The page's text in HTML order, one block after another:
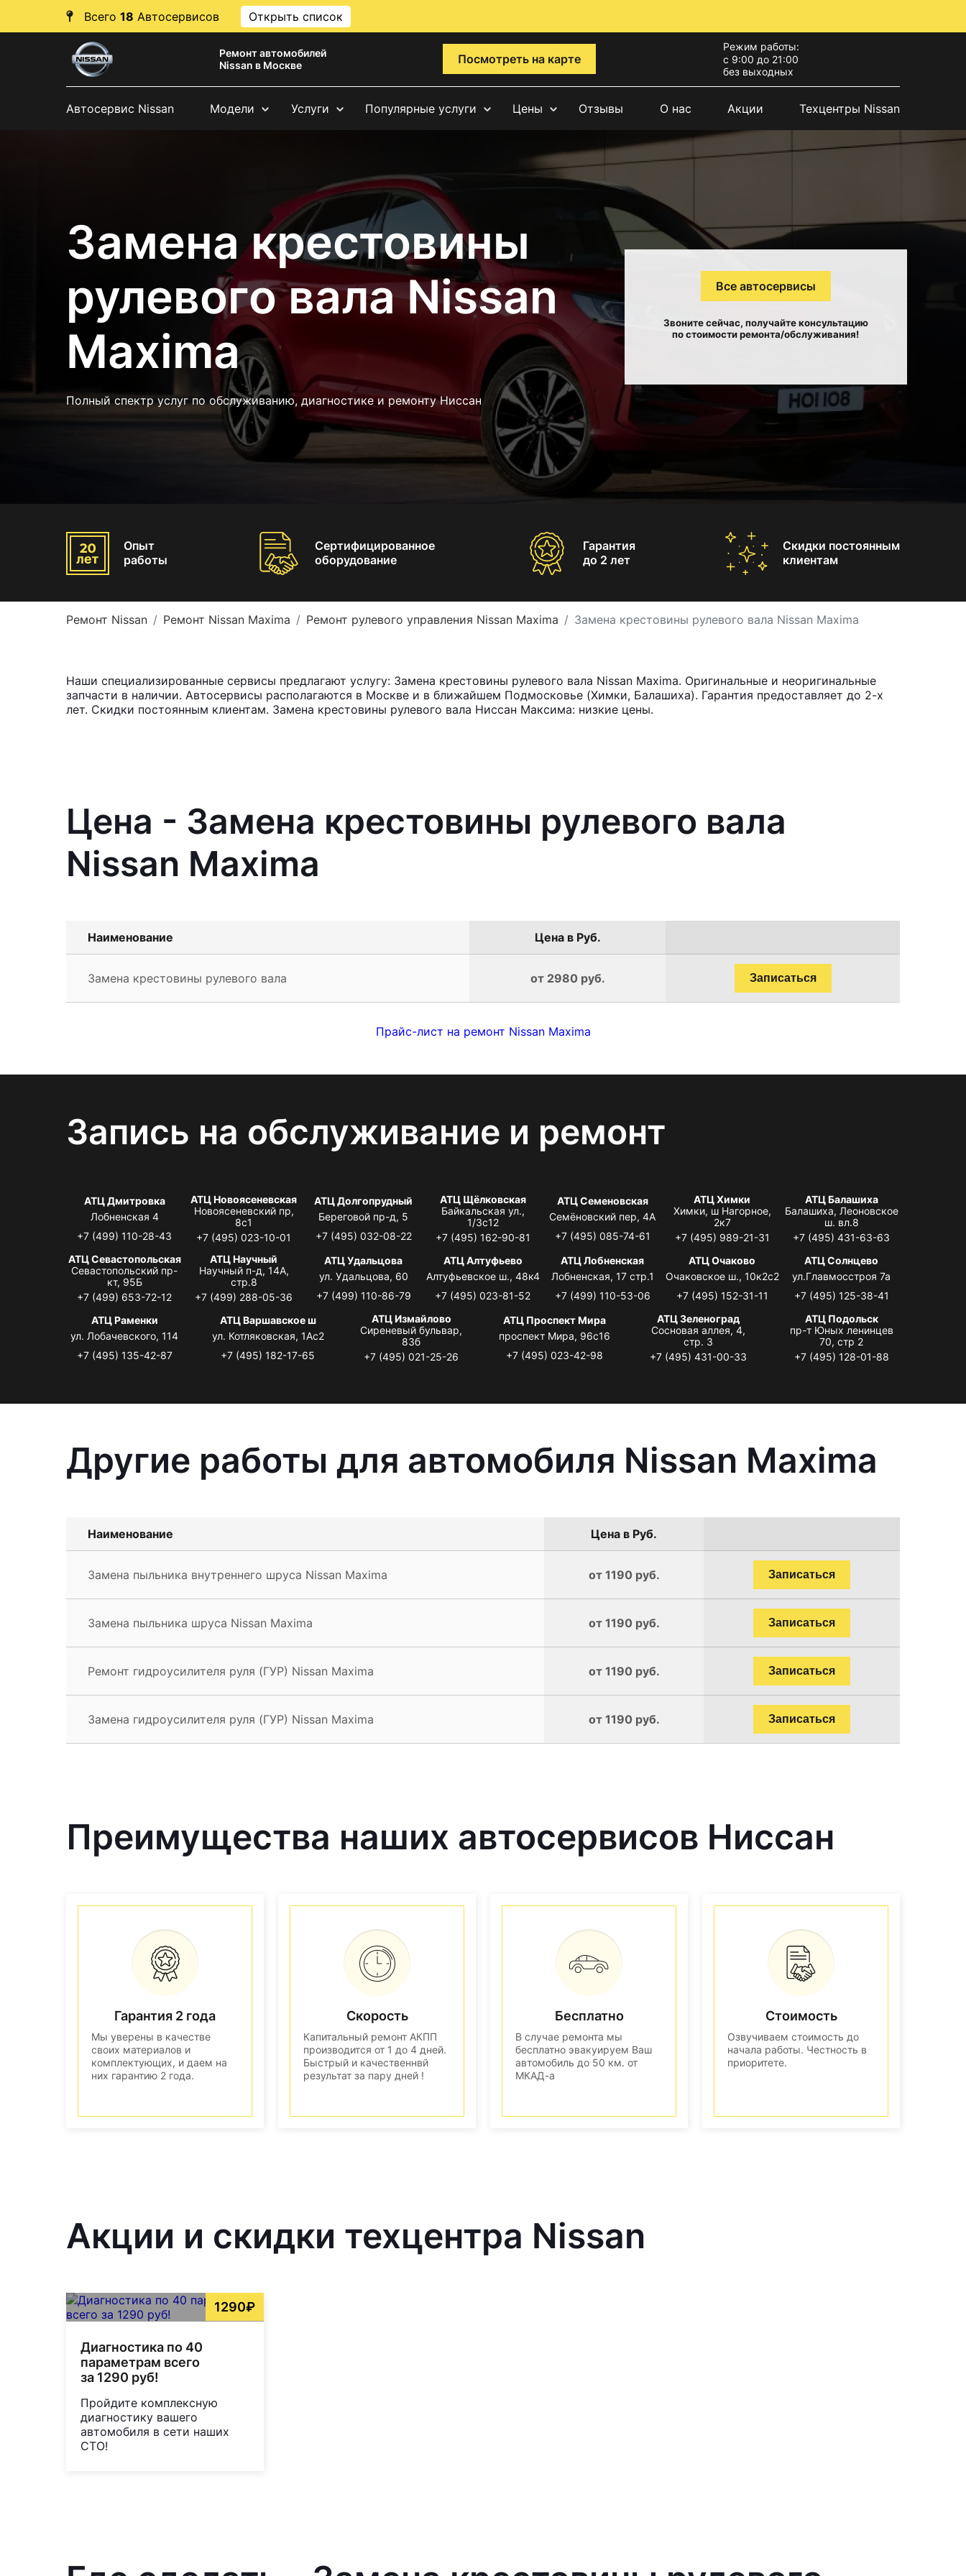
Всего 18 Автосервисов Открыть список
Ремонт автомобилей
Nissan в Москве
Посмотреть на карте
Режим работы:
с 9:00 до 21:00
без выходных
Автосервис Nissan Модели Услуги Популярные услуги Цены Отзывы О нас Акции Техцентры Nissan
Замена крестовины
рулевого вала Nissan
Maxima
Полный спектр услуг по обслуживанию, диагностике и ремонту Ниссан
Все автосервисы
Звоните сейчас, получайте консультацию
по стоимости ремонта/обслуживания!
Опыт
работы
Сертифицированное
оборудование
Гарантия
до 2 лет
Скидки постоянным
клиентам
Ремонт Nissan Ремонт Nissan Maxima Ремонт рулевого управления Nissan Maxima Замена крестовины рулевого вала Nissan Maxima
Наши специализированные сервисы предлагают услугу: Замена крестовины рулевого вала Nissan Maxima. Оригинальные и неоригинальные
запчасти в наличии. Автосервисы располагаются в Москве и в ближайшем Подмосковье (Химки, Балашиха). Гарантия предоставляет до 2-х
лет. Скидки постоянным клиентам. Замена крестовины рулевого вала Ниссан Максима: низкие цены.
Цена - Замена крестовины рулевого вала
Nissan Maxima
Наименование Цена в Руб.
Замена крестовины рулевого вала от 2980 руб. Записаться
Прайс-лист на ремонт Nissan Maxima
Запись на обслуживание и ремонт
АТЦ Дмитровка
Лобненская 4
+7 (499) 110-28-43
АТЦ Новоясеневская
Новоясеневский пр,
8с1
+7 (495) 023-10-01
АТЦ Долгопрудный
Береговой пр-д, 5
+7 (495) 032-08-22
АТЦ Щёлковская
Байкальская ул.,
1/3с12
+7 (495) 162-90-81
АТЦ Семеновская
Семёновский пер, 4А
+7 (495) 085-74-61
АТЦ Химки
Химки, ш Нагорное,
2к7
+7 (495) 989-21-31
АТЦ Балашиха
Балашиха, Леоновское
ш. вл.8
+7 (495) 431-63-63
АТЦ Севастопольская
Севастопольский пр-
кт, 95Б
+7 (499) 653-72-12
АТЦ Научный
Научный п-д, 14А,
стр.8
+7 (499) 288-05-36
АТЦ Удальцова
ул. Удальцова, 60
+7 (499) 110-86-79
АТЦ Алтуфьево
Алтуфьевское ш., 48к4
+7 (495) 023-81-52
АТЦ Лобненская
Лобненская, 17 стр.1
+7 (499) 110-53-06
АТЦ Очаково
Очаковское ш., 10к2с2
+7 (495) 152-31-11
АТЦ Солнцево
ул.Главмосстроя 7а
+7 (495) 125-38-41
АТЦ Раменки
ул. Лобачевского, 114
+7 (495) 135-42-87
АТЦ Варшавское ш
ул. Котляковская, 1Ас2
+7 (495) 182-17-65
АТЦ Измайлово
Сиреневый бульвар,
83б
+7 (495) 021-25-26
АТЦ Проспект Мира
проспект Мира, 96с16
+7 (495) 023-42-98
АТЦ Зеленоград
Сосновая аллея, 4,
стр. 3
+7 (495) 431-00-33
АТЦ Подольск
пр-т Юных ленинцев
70, стр 2
+7 (495) 128-01-88
Другие работы для автомобиля Nissan Maxima
Наименование Цена в Руб.
Замена пыльника внутреннего шруса Nissan Maxima от 1190 руб. Записаться
Замена пыльника шруса Nissan Maxima от 1190 руб. Записаться
Ремонт гидроусилителя руля (ГУР) Nissan Maxima от 1190 руб. Записаться
Замена гидроусилителя руля (ГУР) Nissan Maxima от 1190 руб. Записаться
Преимущества наших автосервисов Ниссан
Гарантия 2 года
Мы уверены в качестве
своих материалов и
комплектующих, и даем на
них гарантию 2 года.
Скорость
Капитальный ремонт АКПП
производится от 1 до 4 дней.
Быстрый и качественнвй
результат за пару дней !
Бесплатно
В случае ремонта мы
бесплатно эвакуируем Ваш
автомобиль до 50 км. от
МКАД-а
Стоимость
Озвучиваем стоимость до
начала работы. Честность в
приоритете.
Акции и скидки техцентра Nissan
1290₽
Диагностика по 40
параметрам всего
за 1290 руб!
Пройдите комплексную
диагностику вашего
автомобиля в сети наших
СТО!